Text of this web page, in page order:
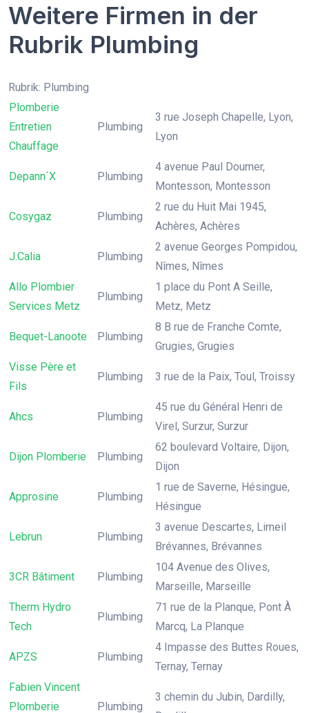
Weitere Firmen in der
Rubrik Plumbing
Rubrik: Plumbing
Plomberie
Entretien
Chauffage
Plumbing
3 rue Joseph Chapelle, Lyon,
Lyon
Depann´X Plumbing
4 avenue Paul Doumer,
Montesson, Montesson
Cosygaz Plumbing
2 rue du Huit Mai 1945,
Achères, Achères
J.Calia Plumbing
2 avenue Georges Pompidou,
Nîmes, Nîmes
Allo Plombier
Services Metz
Plumbing
1 place du Pont A Seille,
Metz, Metz
Bequet-Lanoote Plumbing
8 B rue de Franche Comte,
Grugies, Grugies
Visse Père et
Fils
Plumbing 3 rue de la Paix, Toul, Troissy
Ahcs Plumbing
45 rue du Général Henri de
Virel, Surzur, Surzur
Dijon Plomberie Plumbing
62 boulevard Voltaire, Dijon,
Dijon
Approsine Plumbing
1 rue de Saverne, Hésingue,
Hésingue
Lebrun Plumbing
3 avenue Descartes, Limeil
Brévannes, Brévannes
3CR Bâtiment Plumbing
104 Avenue des Olives,
Marseille, Marseille
Therm Hydro
Tech
Plumbing
71 rue de la Planque, Pont À
Marcq, La Planque
APZS Plumbing
4 Impasse des Buttes Roues,
Ternay, Ternay
Fabien Vincent
Plomberie
Plumbing
3 chemin du Jubin, Dardilly,